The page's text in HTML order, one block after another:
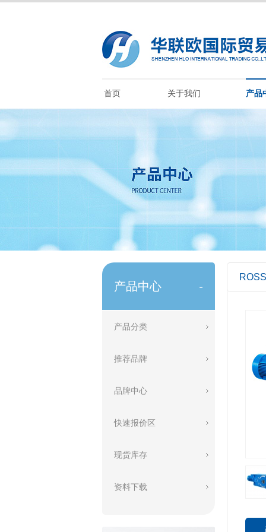
首页 关于我们 产品
产品中心 -
产品分类
推荐品牌
品牌中心
快速报价区
现货库存
资料下载